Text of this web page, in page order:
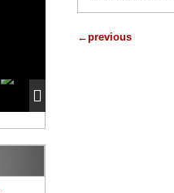
←previous